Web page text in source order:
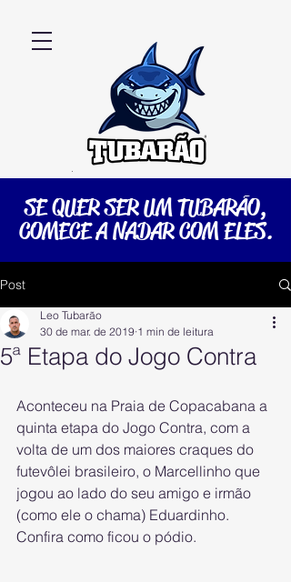
SE QUER SER UM TUBARÃO,
COMECE A NADAR COM ELES.
Post
5ª Etapa do Jogo Contra
Leo Tubarão
30 de mar. de 2019 1 min de leitura
Aconteceu na Praia de Copacabana a
quinta etapa do Jogo Contra, com a
volta de um dos maiores craques do
futevôlei brasileiro, o Marcellinho que
jogou ao lado do seu amigo e irmão
(como ele o chama) Eduardinho.
Confira como ficou o pódio.